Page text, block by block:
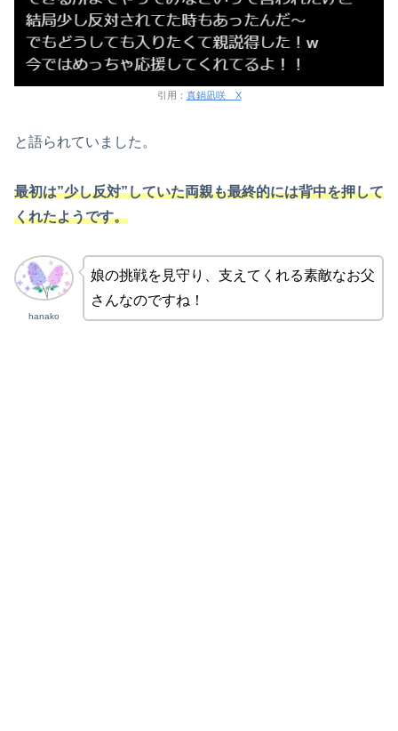
引用： 真鍋凪咲 X
と語られていました。
最初は”少し反対”していた両親も最終的には背中を押して
くれたようです。
hanako
娘の挑戦を見守り、支えてくれる素敵なお父
さんなのですね！